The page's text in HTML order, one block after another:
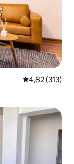
4,82 (313)